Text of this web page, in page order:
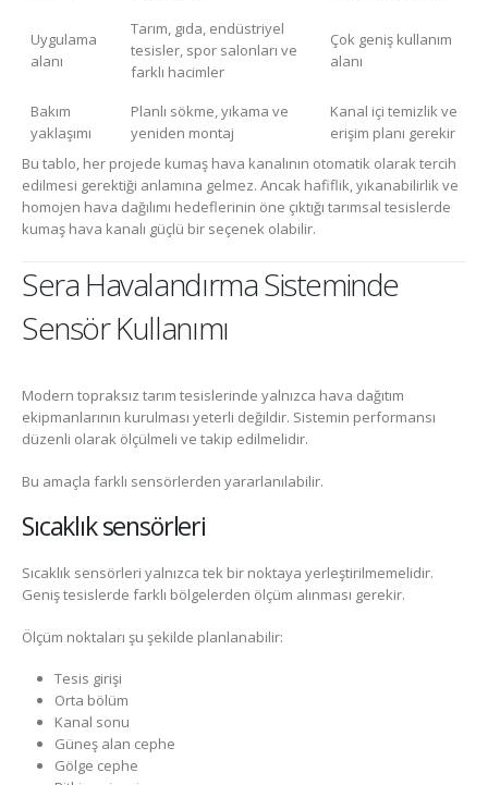
Uygulama
alanı
Tarım, gıda, endüstriyel
tesisler, spor salonları ve
farklı hacimler
Çok geniş kullanım
alanı
Bakım
yaklaşımı
Planlı sökme, yıkama ve
yeniden montaj
Kanal içi temizlik ve
erişim planı gerekir
Bu tablo, her projede kumaş hava kanalının otomatik olarak tercih
edilmesi gerektiği anlamına gelmez. Ancak hafiflik, yıkanabilirlik ve
homojen hava dağılımı hedeflerinin öne çıktığı tarımsal tesislerde
kumaş hava kanalı güçlü bir seçenek olabilir.
Sera Havalandırma Sisteminde
Sensör Kullanımı
Modern topraksız tarım tesislerinde yalnızca hava dağıtım
ekipmanlarının kurulması yeterli değildir. Sistemin performansı
düzenli olarak ölçülmeli ve takip edilmelidir.
Bu amaçla farklı sensörlerden yararlanılabilir.
Sıcaklık sensörleri
Sıcaklık sensörleri yalnızca tek bir noktaya yerleştirilmemelidir.
Geniş tesislerde farklı bölgelerden ölçüm alınması gerekir.
Ölçüm noktaları şu şekilde planlanabilir:
Tesis girişi
Orta bölüm
Kanal sonu
Güneş alan cephe
Gölge cephe